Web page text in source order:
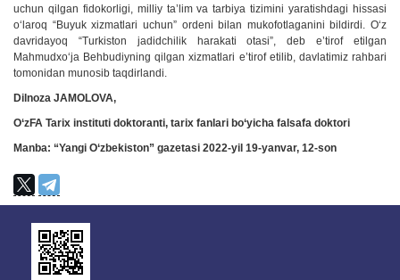
uchun qilgan fidokorligi, milliy ta’lim va tarbiya tizimini yaratishdagi hissasi
o‘laroq “Buyuk xizmatlari uchun” ordeni bilan mukofotlaganini bildirdi. O‘z
davridayoq “Turkiston jadidchilik harakati otasi”, deb e’tirof etilgan
Mahmudxo‘ja Behbudiyning qilgan xizmatlari e’tirof etilib, davlatimiz rahbari
tomonidan munosib taqdirlandi.
Dilnoza JAMOLOVA,
O‘zFA Tarix instituti doktoranti, tarix fanlari bo‘yicha falsafa doktori
Manba: “Yangi O‘zbekiston” gazetasi 2022-yil 19-yanvar, 12-son